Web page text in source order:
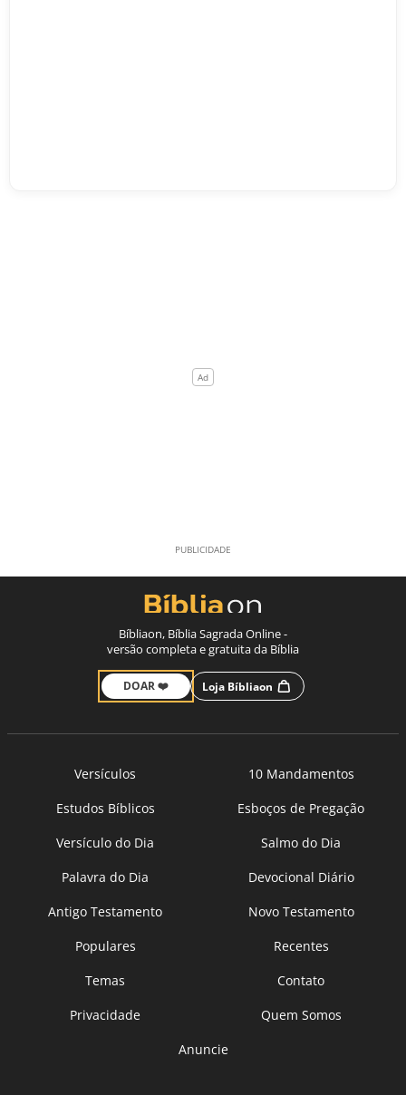
Bíbliaon, Bíblia Sagrada Online -
versão completa e gratuita da Bíblia
DOAR ❤️ Loja Bíbliaon
Versículos
10 Mandamentos
Estudos Bíblicos
Esboços de Pregação
Versículo do Dia
Salmo do Dia
Palavra do Dia
Devocional Diário
Antigo Testamento
Novo Testamento
Populares
Recentes
Temas
Contato
Privacidade
Quem Somos
Anuncie